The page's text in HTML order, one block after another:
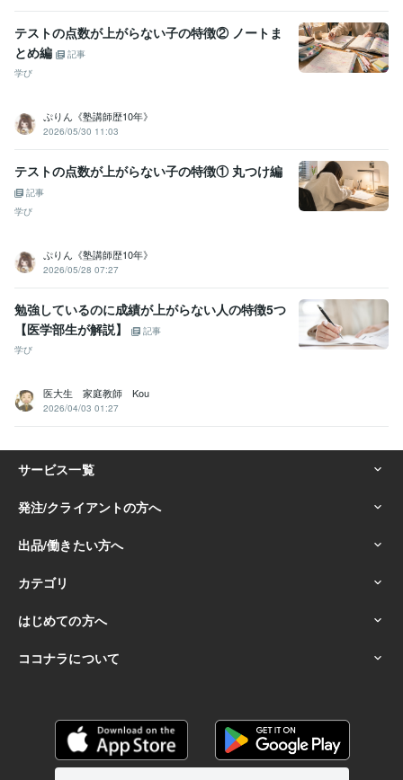
テストの点数が上がらない子の特徴② ノートま
とめ編
記事
学び
ぷりん《塾講師歴10年》
2026/05/30 11:03
テストの点数が上がらない子の特徴① 丸つけ編
記事
学び
ぷりん《塾講師歴10年》
2026/05/28 07:27
勉強しているのに成績が上がらない人の特徴5つ
【医学部生が解説】
記事
学び
医大生 家庭教師 Kou
2026/04/03 01:27